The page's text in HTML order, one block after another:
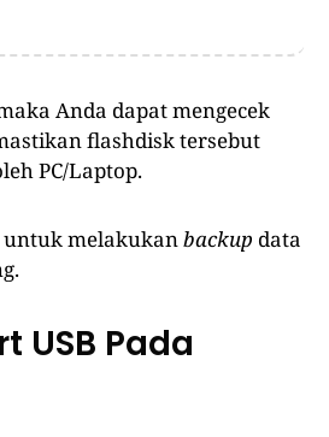
Anda dapat mengecek
flashdisk tersebut
PC/Laptop.
melakukanbackup data
USB Pada